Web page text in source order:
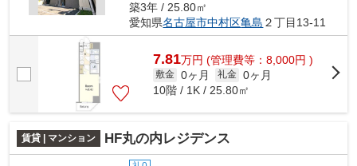
築3年 / 25.80㎡
愛知県名古屋市中村区亀島 ２丁目13-11
7.81万円 (管理費等：8,000円 )
敷金 0ヶ月 礼金 0ヶ月
10階 / 1K / 25.80㎡
賃貸 | マンション HF丸の内レジデンス